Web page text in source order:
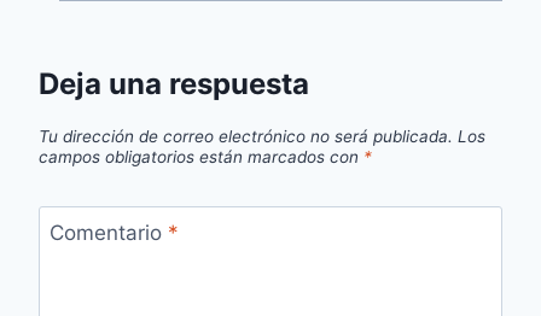
Deja una respuesta
Tu dirección de correo electrónico no será publicada. Los
campos obligatorios están marcados con *
Comentario *